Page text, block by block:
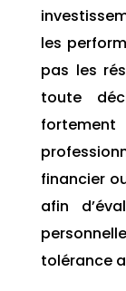
les
pas les
toute
fortement
financier
afin
tolérance